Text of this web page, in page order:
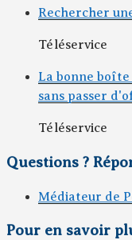
Rechercher
Téléservice
La bonne
sans passer
Téléservice
Questions ?
Médiateur de
Pour en savoir